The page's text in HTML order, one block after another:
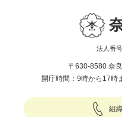
法人番
〒630-8580 奈
開庁時間：9時から17時
組